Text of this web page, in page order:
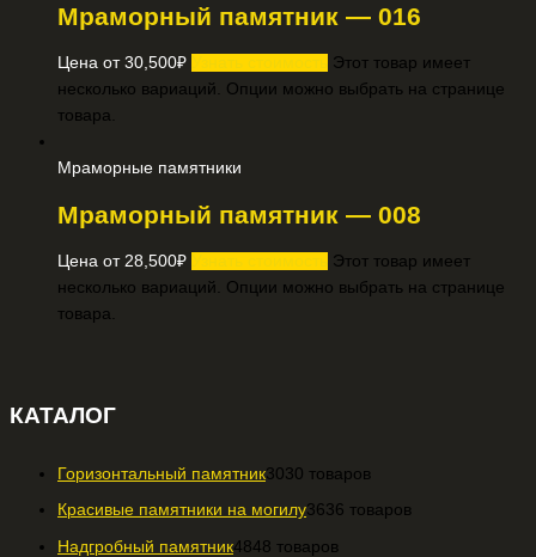
Мраморный памятник — 016
Цена от 30,500₽
Этот товар имеет
несколько вариаций. Опции можно выбрать на странице
товара.
Мраморные памятники
Мраморный памятник — 008
Цена от 28,500₽
Этот товар имеет
несколько вариаций. Опции можно выбрать на странице
товара.
КАТАЛОГ
Горизонтальный памятник3030 товаров
Красивые памятники на могилу3636 товаров
Надгробный памятник4848 товаров